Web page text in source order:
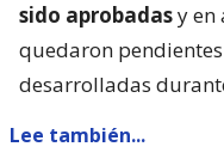
sido aprobadasy en
quedaron
desarrolladas
Lee también...